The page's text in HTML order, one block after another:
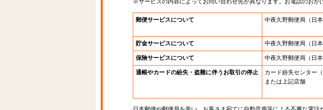
※サービスの内容によってお問い合わせ先が異なります。お電話のおか
郵便サービスについて 中夜久野郵便局 （日
貯金サービスについて 中夜久野郵便局 （日
保険サービスについて 中夜久野郵便局 （日
通帳やカードの紛失・盗難に伴うお取引の停止 カード紛失センター
または上記店舗